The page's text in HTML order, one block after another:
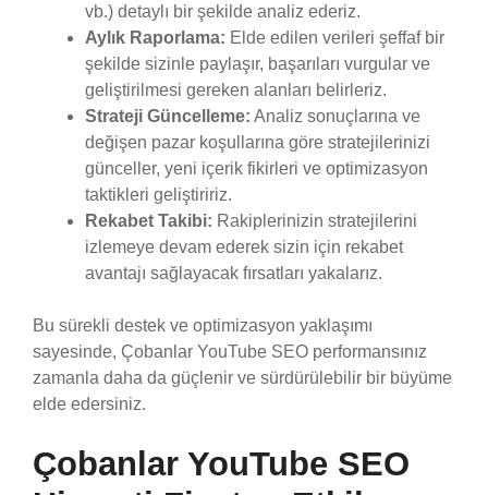
vb.) detaylı bir şekilde analiz ederiz.
Aylık Raporlama: Elde edilen verileri şeffaf bir
şekilde sizinle paylaşır, başarıları vurgular ve
geliştirilmesi gereken alanları belirleriz.
Strateji Güncelleme: Analiz sonuçlarına ve
değişen pazar koşullarına göre stratejilerinizi
günceller, yeni içerik fikirleri ve optimizasyon
taktikleri geliştiririz.
Rekabet Takibi: Rakiplerinizin stratejilerini
izlemeye devam ederek sizin için rekabet
avantajı sağlayacak fırsatları yakalarız.
Bu sürekli destek ve optimizasyon yaklaşımı
sayesinde, Çobanlar YouTube SEO performansınız
zamanla daha da güçlenir ve sürdürülebilir bir büyüme
elde edersiniz.
Çobanlar YouTube SEO